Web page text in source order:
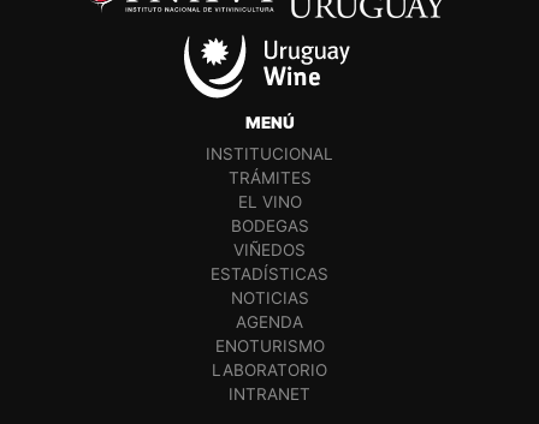
MENÚ
INSTITUCIONAL
TRÁMITES
EL VINO
BODEGAS
VIÑEDOS
ESTADÍSTICAS
NOTICIAS
AGENDA
ENOTURISMO
LABORATORIO
INTRANET